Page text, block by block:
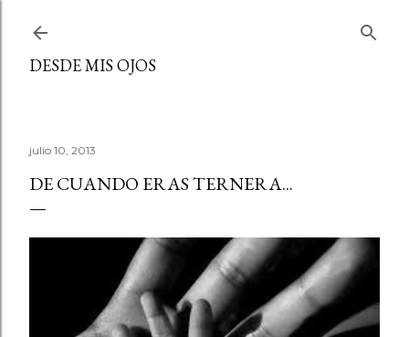
DESDE MIS OJOS
julio 10, 2013
DE CUANDO ERAS TERNERA...